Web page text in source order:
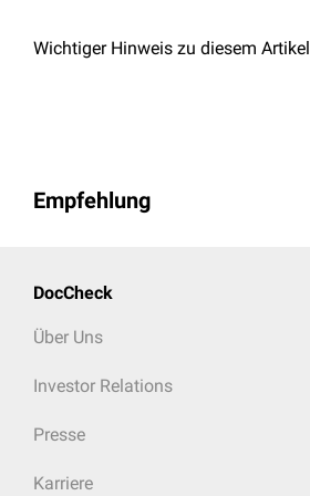
Wichtiger Hinweis zu diesem Artikel
Empfehlung
DocCheck
Über Uns
Investor Relations
Presse
Karriere